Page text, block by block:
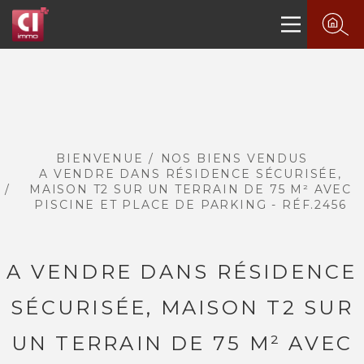
BIENVENUE
NOS BIENS VENDUS
A VENDRE DANS RÉSIDENCE SÉCURISÉE,
MAISON T2 SUR UN TERRAIN DE 75 M² AVEC
PISCINE ET PLACE DE PARKING - RÉF.2456
A VENDRE DANS RÉSIDENCE
SÉCURISÉE, MAISON T2 SUR
UN TERRAIN DE 75 M² AVEC
PLUS DE 20 ANS D'EXPÉRIENCE